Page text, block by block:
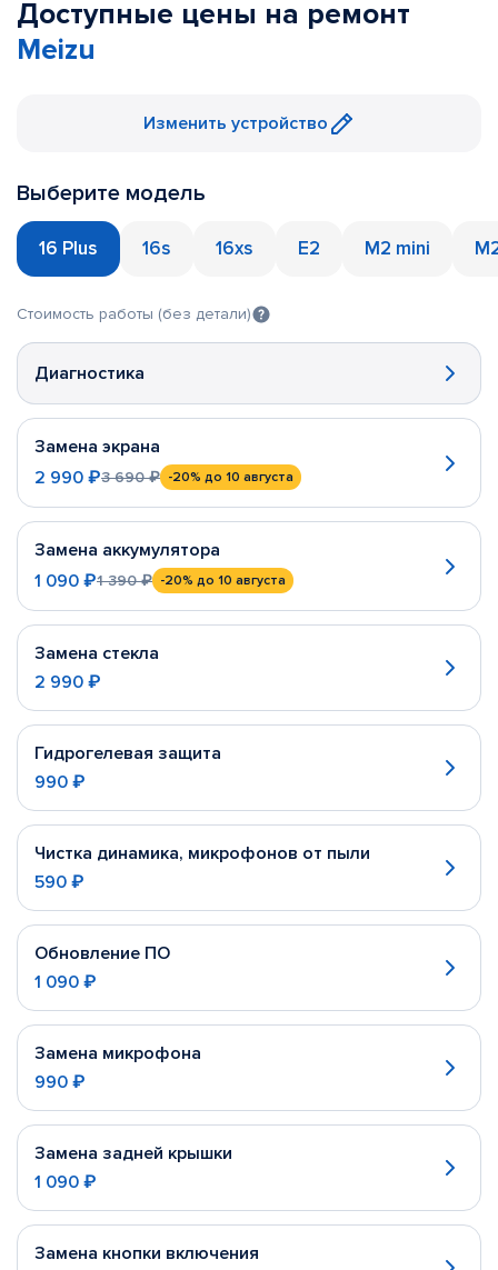
Доступные цены на ремонт
Meizu
Изменить устройство
Выберите модель
16 Plus 16s 16xs E2 M2 mini
Стоимость работы (без детали)
Диагностика
Замена экрана
2 990 ₽3 690 ₽ -20% до 10 августа
Замена аккумулятора
1 090 ₽1 390 ₽ -20% до 10 августа
Замена стекла
2 990 ₽
Гидрогелевая защита
990 ₽
Чистка динамика, микрофонов от пыли
590 ₽
Обновление ПО
1 090 ₽
Замена микрофона
990 ₽
Замена задней крышки
1 090 ₽
Замена кнопки включения